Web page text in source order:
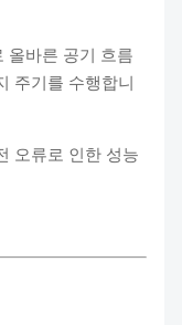
올바른 공기 흐름
주기를 수행합니
오류로 인한 성능